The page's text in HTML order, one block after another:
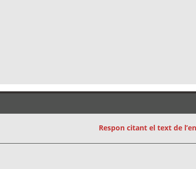
Respon citant el text de